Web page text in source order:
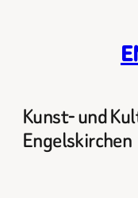
Kunst- und
Engelskirchen